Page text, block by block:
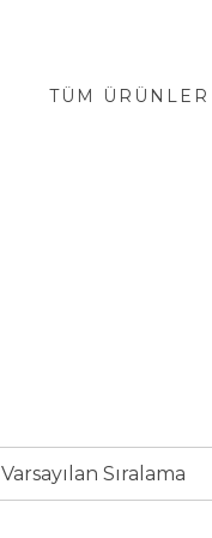
TÜM ÜRÜNLER
Varsayılan Sıralama